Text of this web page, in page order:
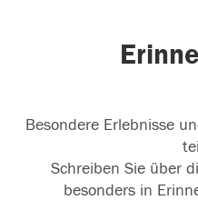
Besondere Erlebnisse
Schreiben Sie über
besonders in